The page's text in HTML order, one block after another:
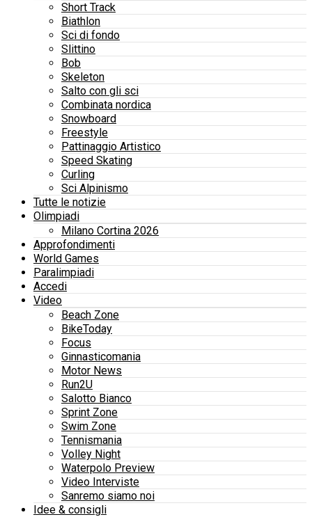
Short Track
Biathlon
Sci di fondo
Slittino
Bob
Skeleton
Salto con gli sci
Combinata nordica
Snowboard
Freestyle
Pattinaggio Artistico
Speed Skating
Curling
Sci Alpinismo
Tutte le notizie
Olimpiadi
Milano Cortina 2026
Approfondimenti
World Games
Paralimpiadi
Accedi
Video
Beach Zone
BikeToday
Focus
Ginnasticomania
Motor News
Run2U
Salotto Bianco
Sprint Zone
Swim Zone
Tennismania
Volley Night
Waterpolo Preview
Video Interviste
Sanremo siamo noi
Idee & consigli